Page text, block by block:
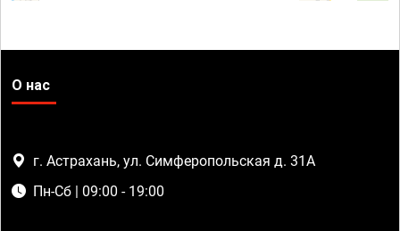
О нас
г. Астрахань, ул. Симферопольская д. 31А
Пн-Сб | 09:00 - 19:00